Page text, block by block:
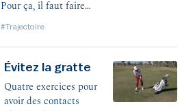
Pour ça, il faut faire
méthode de Jean-
Baptiste Gonnet.
#Trajectoire
Évitez la gratte
Quatre exercices pour
avoir des contacts